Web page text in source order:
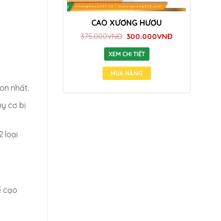
nhất.
cơ bị
loại
cạo
CAO XƯƠNG HƯƠU
375.000VNĐ Giá
là:
375.000VNĐ.
300.000VNĐGiá
XEM CHI TIẾT